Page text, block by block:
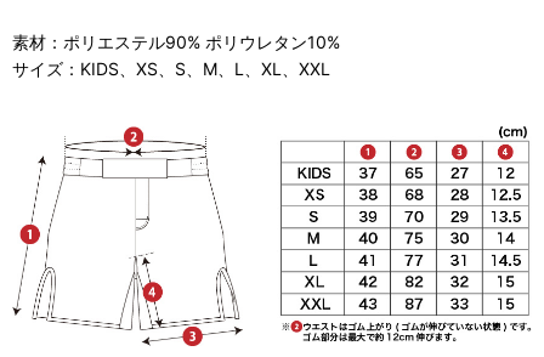
素材：ポリエステル90% ポリウレタン10%
サイズ：KIDS、XS、S、M、L、XL、XXL